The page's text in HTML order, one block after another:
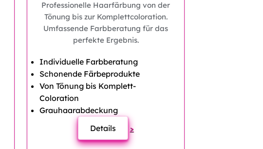
Professionelle Haarfärbung von der
Tönung bis zur Komplettcoloration.
Umfassende Farbberatung für das
perfekte Ergebnis.
Individuelle Farbberatung
Schonende Färbeprodukte
Von Tönung bis Komplett-
Coloration
Grauhaarabdeckung
Details
>